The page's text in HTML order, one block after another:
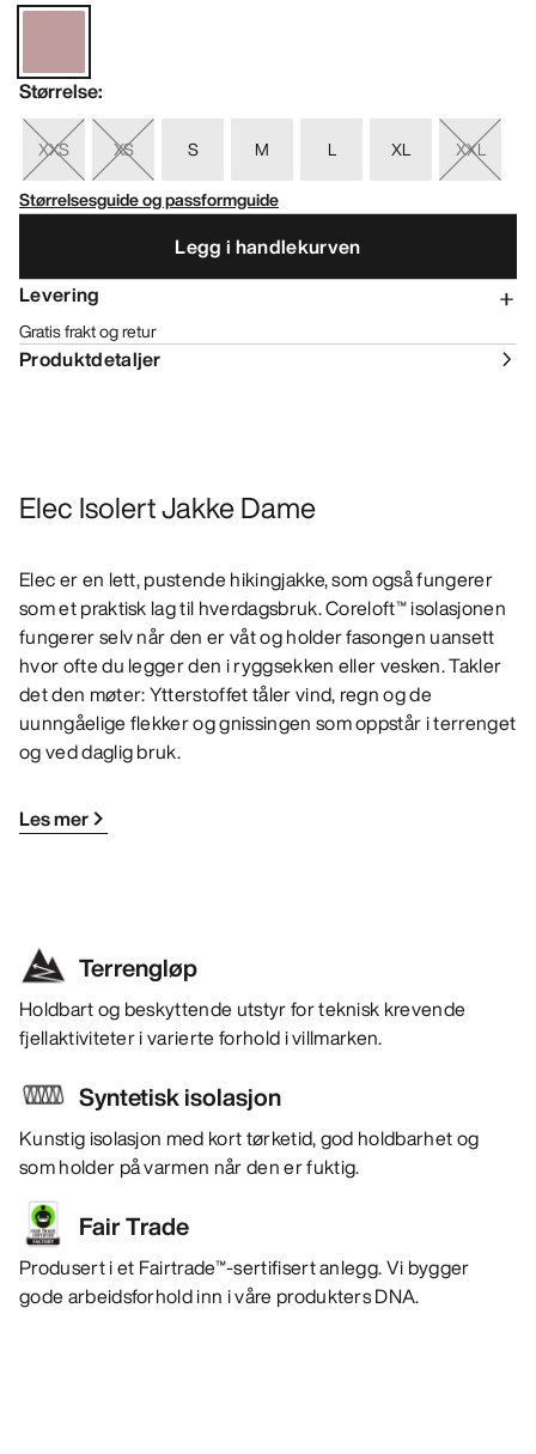
Størrelse:
XXS XS S M L XL
XXL
Størrelsesguide og passformguide
Legg i handlekurven
Levering
Gratis frakt og retur
Produktdetaljer
Elec Isolert Jakke Dame
Elec er en lett, pustende hikingjakke, som også fungerer
som et praktisk lag til hverdagsbruk. Coreloft™ isolasjonen
fungerer selv når den er våt og holder fasongen uansett
hvor ofte du legger den i ryggsekken eller vesken. Takler
det den møter: Ytterstoffet tåler vind, regn og de
uunngåelige flekker og gnissingen som oppstår i terrenget
og ved daglig bruk.
Les mer
Terrengløp
Holdbart og beskyttende utstyr for teknisk krevende
fjellaktiviteter i varierte forhold i villmarken.
Syntetisk isolasjon
Kunstig isolasjon med kort tørketid, god holdbarhet og
som holder på varmen når den er fuktig.
Fair Trade
Produsert i et Fairtrade™-sertifisert anlegg. Vi bygger
gode arbeidsforhold inn i våre produkters DNA.